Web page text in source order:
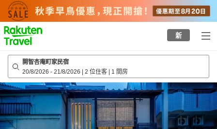
to
top
page
新
開智杏庵町家民宿
20/8/2026 - 21/8/2026 | 2 位住客 | 1 間房